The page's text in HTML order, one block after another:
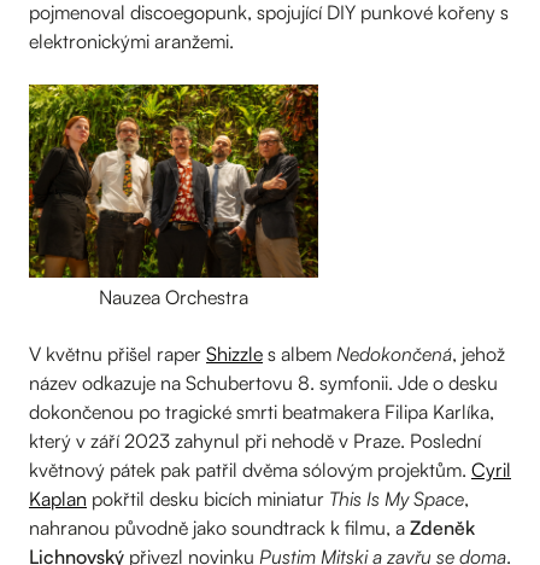
pojmenoval discoegopunk, spojující DIY punkové kořeny s
elektronickými aranžemi.
Nauzea Orchestra
V květnu přišel raper Shizzle s albem Nedokončená, jehož
název odkazuje na Schubertovu 8. symfonii. Jde o desku
dokončenou po tragické smrti beatmakera Filipa Karlíka,
který v září 2023 zahynul při nehodě v Praze. Poslední
květnový pátek pak patřil dvěma sólovým projektům. Cyril
Kaplan pokřtil desku bicích miniatur This Is My Space,
nahranou původně jako soundtrack k filmu, a Zdeněk
Lichnovský přivezl novinku Pustim Mitski a zavřu se doma.